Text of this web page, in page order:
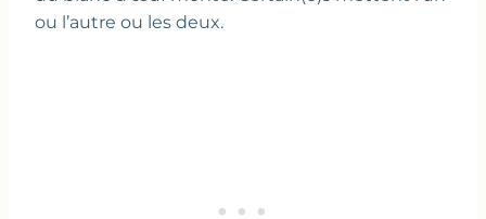
ou l’autre ou les deux.